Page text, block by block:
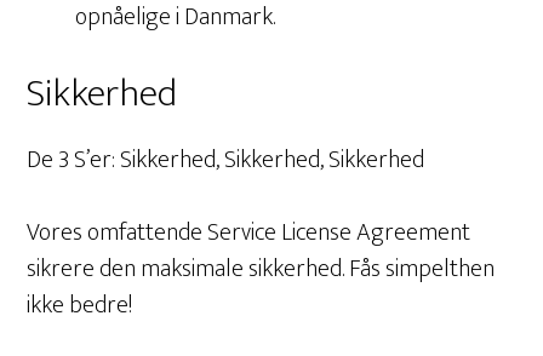
opnåelige i Danmark.
Sikkerhed
De 3 S’er: Sikkerhed, Sikkerhed, Sikkerhed
Vores omfattende Service License Agreement
sikrere den maksimale sikkerhed. Fås simpelthen
ikke bedre!